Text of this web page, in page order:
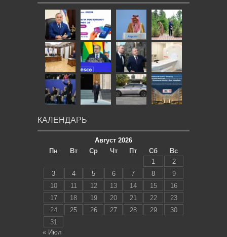
КАЛЕНДАРЬ
Август 2026
Пн
Вт Ср Чт Пт Сб
Вс
1
2
3
4 5 6 7 8
9
10
11 12 13 14 15
16
17
18 19 20 21 22
23
24
25 26 27 28 29
30
31
« Июл